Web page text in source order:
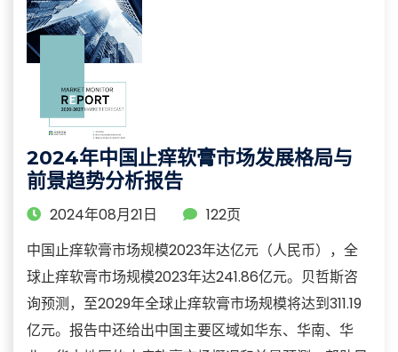
2024年中国止痒软膏市场发展格局与
前景趋势分析报告
2024年08月21日
122页
中国止痒软膏市场规模2023年达亿元（人民币），全
球止痒软膏市场规模2023年达241.86亿元。贝哲斯咨
询预测，至2029年全球止痒软膏市场规模将达到311.19
亿元。报告中还给出中国主要区域如华东、华南、华